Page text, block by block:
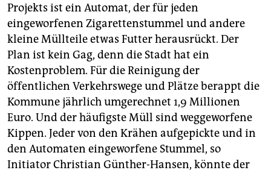
Projekts ist ein Automat, der für jeden
eingeworfenen Zigarettenstummel und andere
kleine Müllteile etwas Futter herausrückt. Der
Plan ist kein Gag, denn die Stadt hat ein
Kostenproblem. Für die Reinigung der
öffentlichen Verkehrswege und Plätze berappt die
Kommune jährlich umgerechnet 1,9 Millionen
Euro. Und der häufigste Müll sind weggeworfene
Kippen. Jeder von den Krähen aufgepickte und in
den Automaten eingeworfene Stummel, so
Initiator Christian Günther-Hansen, könnte der